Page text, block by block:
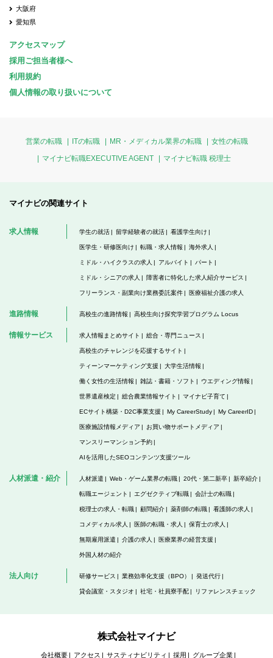
大阪府
愛知県
アクセスマップ
採用ご担当者様へ
利用規約
個人情報の取り扱いについて
営業の転職 ITの転職 MR・メディカル業界の転職
女性の転職
マイナビ転職EXECUTIVE AGENT
マイナビ転職 税理士
マイナビの関連サイト
求人情報 学生の就活 留学経験者の就活 看護学生向け
医学生・研修医向け 転職・求人情報 海外求人
ミドル・ハイクラスの求人 アルバイト パート
ミドル・シニアの求人 障害者に特化した求人紹介サービス
フリーランス・副業向け業務委託案件 医療福祉介護の求人
進路情報 高校生の進路情報 高校生向け探究学習プログラム Locus
情報サービス 求人情報まとめサイト 総合・専門ニュース
高校生のチャレンジを応援するサイト
ティーンマーケティング支援 大学生活情報
働く女性の生活情報 雑誌・書籍・ソフト ウエディング情報
世界遺産検定 総合農業情報サイト マイナビ子育て
ECサイト構築・D2C事業支援 My CareerStudy My CareerID
医療施設情報メディア お買い物サポートメディア
マンスリーマンション予約
AIを活用したSEOコンテンツ支援ツール
人材派遣・紹介 人材派遣 Web・ゲーム業界の転職 20代・第二新卒 新卒紹介
転職エージェント エグゼクティブ転職 会計士の転職
税理士の求人・転職 顧問紹介 薬剤師の転職 看護師の求人
コメディカル求人 医師の転職・求人 保育士の求人
無期雇用派遣 介護の求人 医療業界の経営支援
外国人材の紹介
法人向け 研修サービス 業務効率化支援（BPO） 発送代行
貸会議室・スタジオ 社宅・社員寮手配 リファレンスチェック
株式会社マイナビ
会社概要 アクセス サスティナビリティ 採用 グループ企業